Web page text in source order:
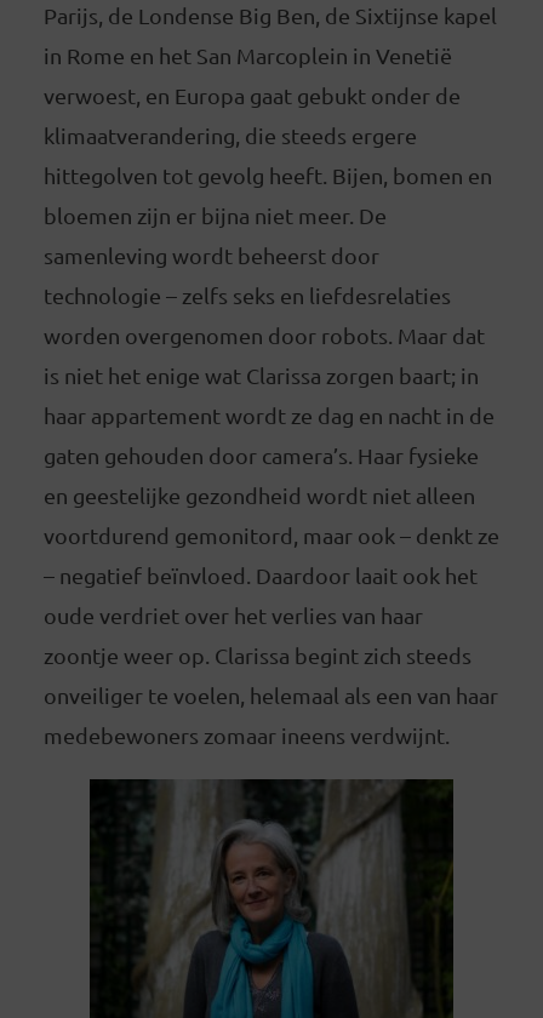
Parijs, de Londense Big Ben, de Sixtijnse kapel
in Rome en het San Marcoplein in Venetië
verwoest, en Europa gaat gebukt onder de
klimaatverandering, die steeds ergere
hittegolven tot gevolg heeft. Bijen, bomen en
bloemen zijn er bijna niet meer. De
samenleving wordt beheerst door
technologie – zelfs seks en liefdesrelaties
worden overgenomen door robots. Maar dat
is niet het enige wat Clarissa zorgen baart; in
haar appartement wordt ze dag en nacht in de
gaten gehouden door camera’s. Haar fysieke
en geestelijke gezondheid wordt niet alleen
voortdurend gemonitord, maar ook – denkt ze
– negatief beïnvloed. Daardoor laait ook het
oude verdriet over het verlies van haar
zoontje weer op. Clarissa begint zich steeds
onveiliger te voelen, helemaal als een van haar
medebewoners zomaar ineens verdwijnt.